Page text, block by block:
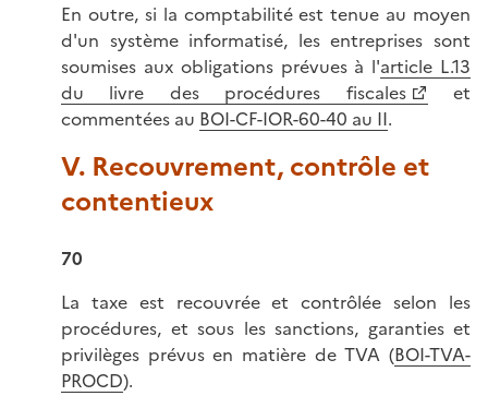
En outre, si la comptabilité est tenue au moyen
d'un système informatisé, les entreprises sont
soumises aux obligations prévues à l'article L.13
du livre des procédures fiscales
et
commentées au BOI-CF-IOR-60-40 au II.
V. Recouvrement, contrôle et
contentieux
70
La taxe est recouvrée et contrôlée selon les
procédures, et sous les sanctions, garanties et
privilèges prévus en matière de TVA (BOI-TVA-
PROCD).